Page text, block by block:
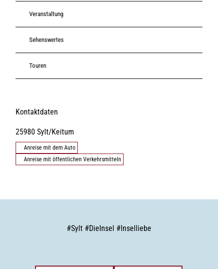
Veranstaltung
Sehenswertes
Touren
Kontaktdaten
25980 Sylt/Keitum
Anreise mit dem Auto
Anreise mit öffentlichen Verkehrsmitteln
#Sylt #DieInsel #Inselliebe